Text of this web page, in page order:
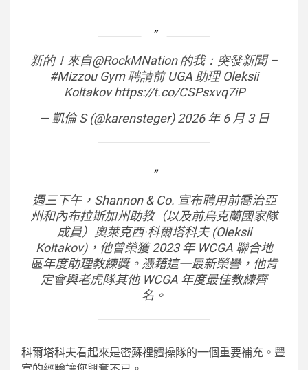
新的！來自@RockMNation 的我：突發新聞 –
#Mizzou Gym 聘請前 UGA 助理 Oleksii
Koltakov https://t.co/CSPsxvq7iP
— 凱倫 S (@karensteger) 2026 年 6 月 3 日
週三下午，Shannon & Co. 宣布聘用前喬治亞
州和內布拉斯加州助教（以及前烏克蘭國家隊
成員）奧萊克西·科爾塔科夫 (Oleksii
Koltakov)，他曾榮獲 2023 年 WCGA 聯合地
區年度助理教練獎。憑藉這一最新榮譽，他肯
定會與老虎隊其他 WCGA 年度最佳教練齊
名。
科爾塔科夫看起來是密蘇裡體操隊的一個重要補充。豐